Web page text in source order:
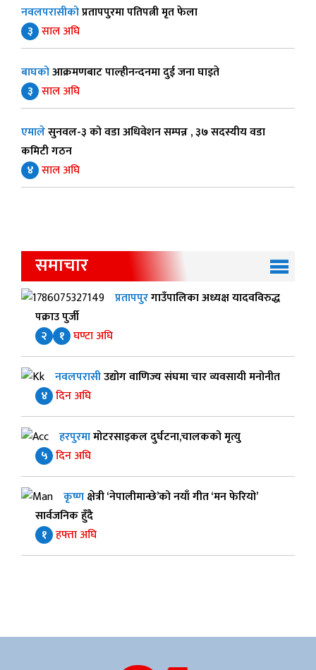
नवलपरासीकोप्रतापपुरमा पतिपत्नी मृत फेला
३ साल अघि
बाघकोआक्रमणबाट पाल्हीनन्दनमा दुई जना घाइते
३ साल अघि
एमालेसुनवल-३ को वडा अधिवेशन सम्पन्न , ३७ सदस्यीय वडा
कमिटी गठन
४ साल अघि
समाचार
प्रतापपुरगाउँपालिका अध्यक्ष यादवविरुद्ध
पक्राउ पुर्जी
२
१ घण्टा अघि
नवलपरासीउद्योग वाणिज्य संघमा चार व्यवसायी मनोनीत
४ दिन अघि
हरपुरमामोटरसाइकल दुर्घटना,चालकको मृत्यु
५ दिन अघि
कृष्णक्षेत्री ‘नेपालीमान्छे’को नयाँ गीत ‘मन फेरियो’
सार्वजनिक हुँदै
१ हफ्ता अघि